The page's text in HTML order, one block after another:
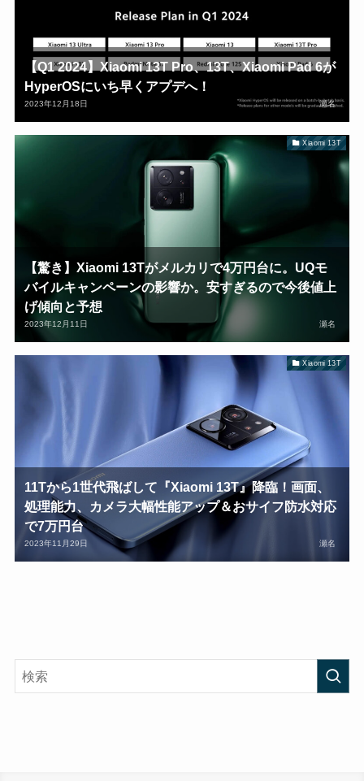
【Q1 2024】Xiaomi 13T Pro、13T、Xiaomi Pad 6が
HyperOSにいち早くアプデへ！
2023年12月18日 瀬名
Xiaomi 13T
【驚き】Xiaomi 13Tがメルカリで4万円台に。UQモ
バイルキャンペーンの影響か。安すぎるので今後値上
げ傾向と予想
2023年12月11日 瀬名
Xiaomi 13T
11Tから1世代飛ばして『Xiaomi 13T』降臨！画面、
処理能力、カメラ大幅性能アップ＆おサイフ防水対応
で7万円台
2023年11月29日 瀬名